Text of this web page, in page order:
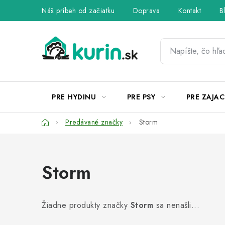
Náš príbeh od začiatku Doprava Kontakt
PRE HYDINU PRE PSY PRE
DomovPredávané značky Storm
Storm
Žiadne produkty značky Storm sa nenašli...